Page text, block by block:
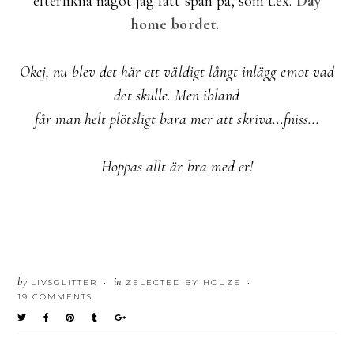
home bordet.
Okej, nu blev det här ett väldigt långt inlägg emot vad
det skulle. Men ibland
får man helt plötsligt bara mer att skriva...fniss...
Hoppas allt är bra med er!
by LIVSGLITTER • in ZELECTED BY HOUZE •
19 COMMENTS